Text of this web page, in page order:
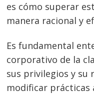
es cómo superar
manera racional y
Es fundamental
corporativo de la
sus privilegios y su
modificar prácticas